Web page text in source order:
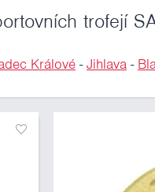
trofejí
Králové-Jihlava-